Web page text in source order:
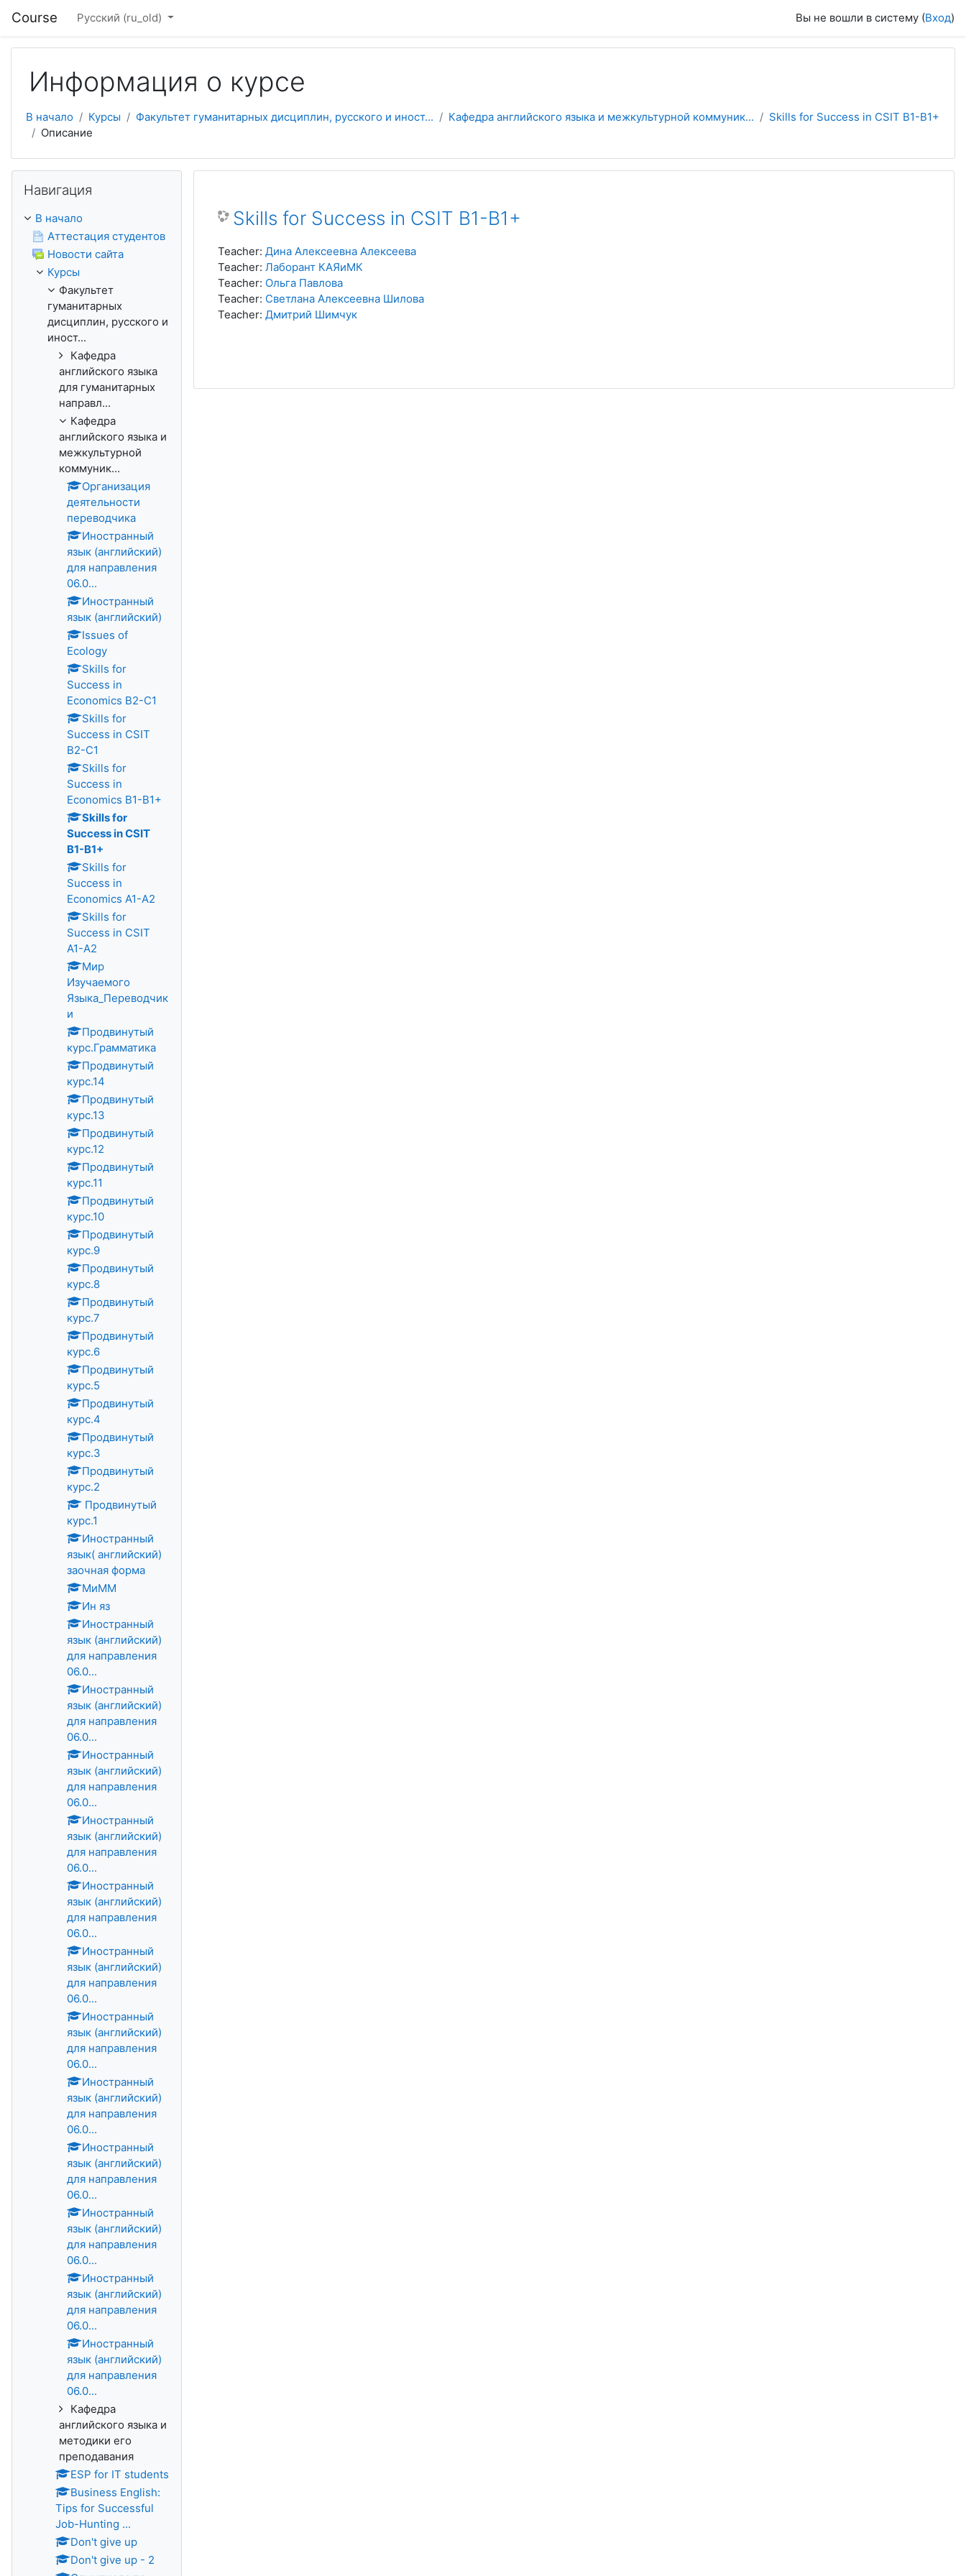
Course Русский ‎(ru_old)‎ Вы не вошли в систему (Вход)
Информация о курсе
В начало Курсы Факультет гуманитарных дисциплин, русского и иност... Кафедра английского языка и межкультурной коммуник...
Skills for Success in CSIT B1-B1+
Описание
Skills for Success in CSIT B1-B1+
Teacher: Дина Алексеевна Алексеева
Teacher: Лаборант КАЯиМК
Teacher: Ольга Павлова
Teacher: Светлана Алексеевна Шилова
Teacher: Дмитрий Шимчук
Навигация
В начало
Аттестация студентов
Новости сайта
Курсы
Факультет
гуманитарных
дисциплин, русского и
иност...
Кафедра
английского языка
для гуманитарных
направл...
Кафедра
английского языка и
межкультурной
коммуник...
Организация
деятельности
переводчика
Иностранный
язык (английский)
для направления
06.0...
Иностранный
язык (английский)
Issues of
Ecology
Skills for
Success in
Economics B2-C1
Skills for
Success in CSIT
B2-C1
Skills for
Success in
Economics B1-B1+
Skills for
Success in CSIT
B1-B1+
Skills for
Success in
Economics A1-A2
Skills for
Success in CSIT
A1-A2
Мир
Изучаемого
Языка_Переводчик
и
Продвинутый
курс.Грамматика
Продвинутый
курс.14
Продвинутый
курс.13
Продвинутый
курс.12
Продвинутый
курс.11
Продвинутый
курс.10
Продвинутый
курс.9
Продвинутый
курс.8
Продвинутый
курс.7
Продвинутый
курс.6
Продвинутый
курс.5
Продвинутый
курс.4
Продвинутый
курс.3
Продвинутый
курс.2
Продвинутый
курс.1
Иностранный
язык( английский)
заочная форма
МиММ
Ин яз
Иностранный
язык (английский)
для направления
06.0...
Иностранный
язык (английский)
для направления
06.0...
Иностранный
язык (английский)
для направления
06.0...
Иностранный
язык (английский)
для направления
06.0...
Иностранный
язык (английский)
для направления
06.0...
Иностранный
язык (английский)
для направления
06.0...
Иностранный
язык (английский)
для направления
06.0...
Иностранный
язык (английский)
для направления
06.0...
Иностранный
язык (английский)
для направления
06.0...
Иностранный
язык (английский)
для направления
06.0...
Иностранный
язык (английский)
для направления
06.0...
Иностранный
язык (английский)
для направления
06.0...
Кафедра
английского языка и
методики его
преподавания
ESP for IT students
Business English:
Tips for Successful
Job-Hunting ...
Don't give up
Don't give up - 2